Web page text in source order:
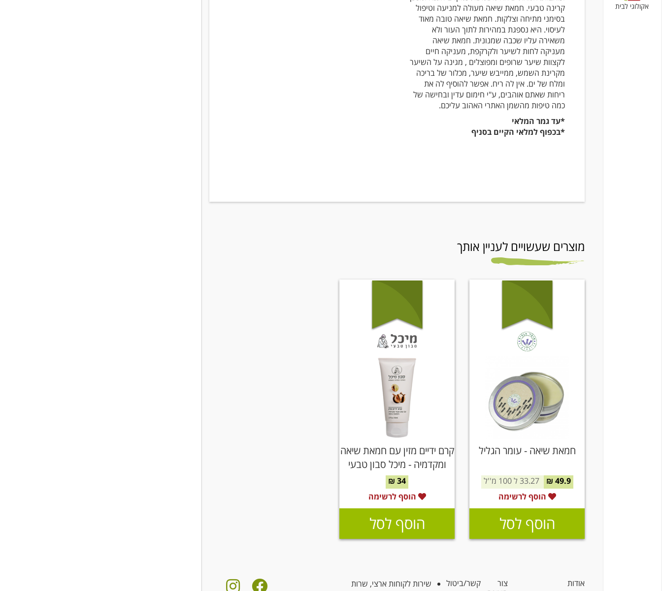
אקולוגי לבית
קרינה טבעי. חמאת שיאה מעולה למניעה וטיפול
בסימני מתיחה וצלקות. חמאת שיאה טובה מאוד
לעיסוי. היא נספגת במהירות לתוך העור ולא
משאירה עליו שכבה שמנונית. חמאת שיאה
מעניקה לחות לשיער ולקרקפת, מעניקה חיים
לקצוות שיער שרופים ומפוצלים , מגינה על השיער
מקרינת השמש, ממייבש שיער, מכלור של בריכה
ומלח של ים. אין לה ריח. אפשר להוסיף לה את
ריחות שאתם אוהבים, ע"י חימום עדין ובחישה של
כמה טיפות מהשמן האתרי האהוב עליכם.
*עד גמר המלאי
*בכפוף למלאי הקיים בסניף
מוצרים שעשויים לעניין אותך
חמאת שיאה - עומר הגליל
49.9 ₪
33.27 ל 100 מ''ל
הוסף לרשימה
הוסף לסל
קרם ידיים מזין עם חמאת שיאה
ומקדמיה - מיכל סבון טבעי
34 ₪
הוסף לרשימה
הוסף לסל
אודות
צור קשר/ביטול
שירות לקוחות ארצי, שרות